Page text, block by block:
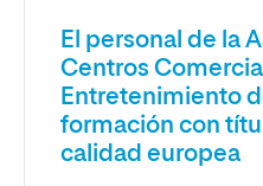
El personal de la
Centros
Entretenimiento
formación con
calidad europea